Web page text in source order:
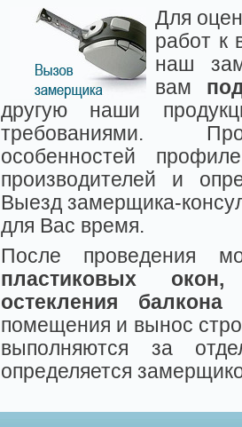
Для
работ к
наш
вам
другую наши
требованиями.
особенностей
производителей и
Выезд замерщика-
для Вас время.
После проведения
пластиковых
остекления балкона
помещения и вынос
выполняются за
определяется